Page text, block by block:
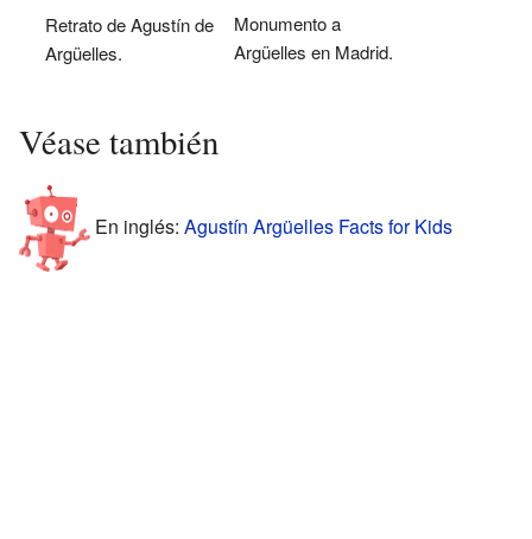
Retrato de Agustín de
Argüelles.
Monumento a
Argüelles en Madrid.
Véase también
En inglés: Agustín Argüelles Facts for Kids